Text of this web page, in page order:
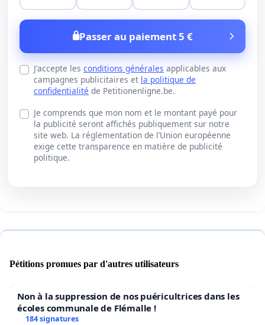
Passer au paiement 5 €
J'accepte les conditions générales applicables aux
campagnes publicitaires et la politique de
confidentialité de Petitionenligne.be.
Je comprends que mon nom et le montant payé pour
la publicité seront affichés publiquement sur notre
site web. La réglementation de l’Union européenne
exige cette transparence en matière de publicité
politique.
Pétitions promues par d'autres utilisateurs
Non à la suppression de nos puéricultrices dans les
écoles communale de Flémalle !
184 signatures